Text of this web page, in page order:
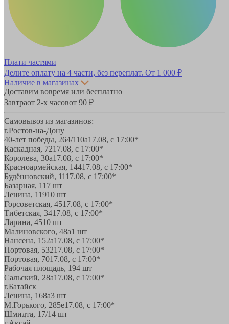
Плати частями
Делите оплату на 4 части, без переплат. От 1 000 ₽
Наличие в магазинах
Доставим вовремя или бесплатно
Завтраот 2-х часовот 90 ₽
Самовывоз из магазинов:
г.Ростов-на-Дону
40-лет победы, 264/110а17.08, с 17:00*
Каскадная, 7217.08, с 17:00*
Королева, 30а17.08, с 17:00*
Красноармейская, 14417.08, с 17:00*
Будённовский, 1117.08, с 17:00*
Базарная, 11 7 шт
Ленина, 11910 шт
Горсоветская, 4517.08, с 17:00*
Тибетская, 3417.08, с 17:00*
Ларина, 4510 шт
Малиновского, 48а1 шт
Нансена, 152а17.08, с 17:00*
Портовая, 53217.08, с 17:00*
Портовая, 7017.08, с 17:00*
Рабочая площадь, 194 шт
Сальский, 28a17.08, с 17:00*
г.Батайск
Ленина, 168а3 шт
М.Горького, 285е17.08, с 17:00*
Шмидта, 17/14 шт